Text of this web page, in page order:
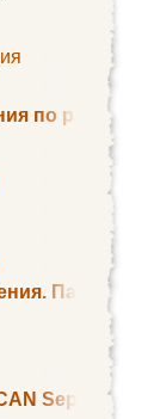
по
Пауль
September